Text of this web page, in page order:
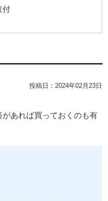
付
投稿日：2024年02月23日
あれば買っておくのも有